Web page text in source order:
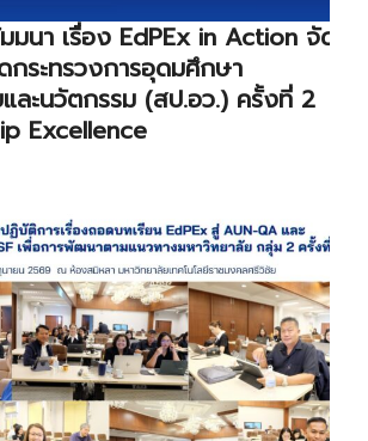
มมนา เรื่อง EdPEx in Action จัด
กระทรวงการอุดมศึกษา
และนวัตกรรม (สป.อว.) ครั้งที่ 2
Excellence